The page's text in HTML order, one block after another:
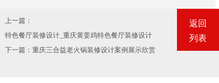
上一篇：
特色餐厅装修设计_重庆黄姜鸡特色餐厅装修设计
下一篇： 重庆三合益老火锅装修设计案例展示欣赏
返回
列表